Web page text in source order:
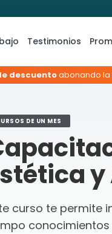
Testimonios
descuentoabonando la
DE UN MES
curso te permite